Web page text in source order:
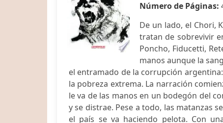
Número de Páginas:
De un lado, el Chori,
tratan de sobrevivir
Poncho, Fiducetti,
manos aunque la
el entramado de la corrupción
la pobreza extrema. La narración
le va de las manos en un bodegón del
y se distrae. Pese a todo, las matanzas
el país se va haciendo pelota. Con